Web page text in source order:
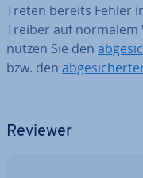
Treten bereits Fehler
Treiber auf normalem
nutzen Sie den
bzw. den
Reviewer